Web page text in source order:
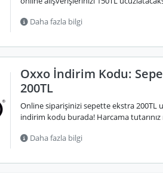
Daha fazla bilgi
Oxxo İndirim Kodu:
200TL
Online siparişinizi sepette ekstra 200TL
indirim kodu burada! Harcama
Daha fazla bilgi